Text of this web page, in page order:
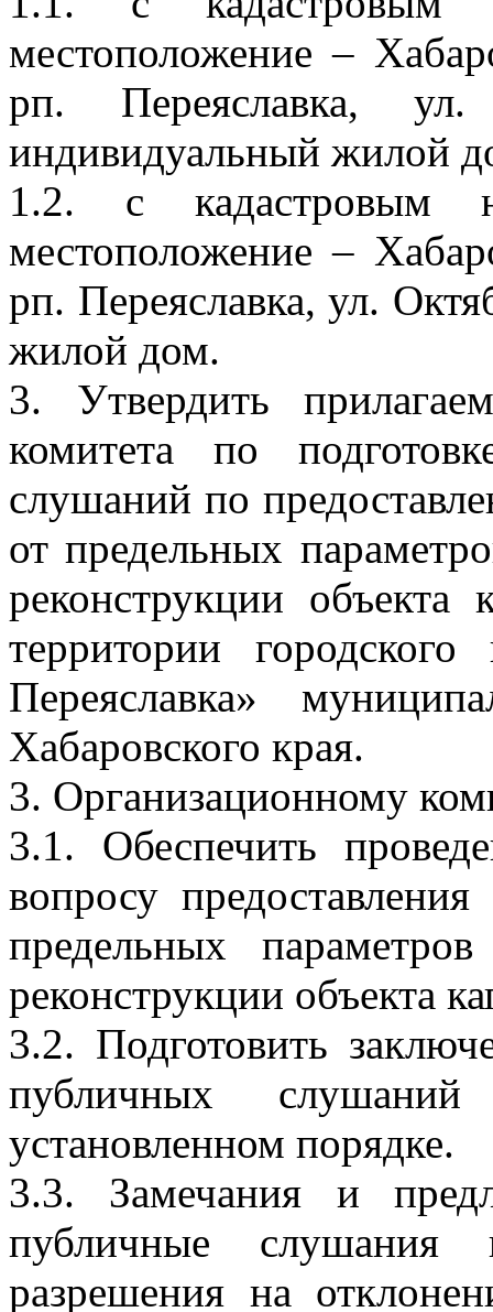
местоположение –
рп. Переяславка,
индивидуальный жилой
1.2. с кадастровым
местоположение –
рп. Переяславка, ул.
жилой дом.
3. Утвердить
комитета по
слушаний по
от предельных
реконструкции объекта
территории
Переяславка»
Хабаровского края.
3. Организационному
3.1. Обеспечить
вопросу
предельных параметров
реконструкции объекта
3.2. Подготовить
публичных
установленном порядке.
3.3. Замечания и
публичные слушания
разрешения на